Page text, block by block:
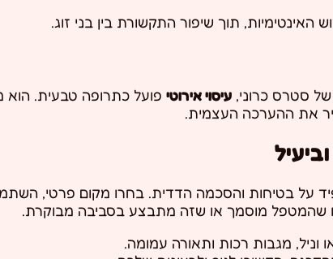
האינטימיות, תוך שיפור התקשורת בין בני זוג.
סטרס כרוני, עיסוי אירוטי פועל כתרופה טבעית. הוא
את ההערכה העצמית.
על בטיחות והסכמה הדדית. בחרו מקום פרטי,
שהמטפל מוסמך או שזה מתבצע בסביבה מבוקרת.
וניל, מגבות רכות ותאורה עמומה.